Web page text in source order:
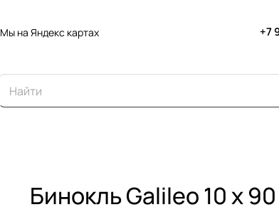
Мы на Яндекс картах +7
Бинокль Galileo 10 х